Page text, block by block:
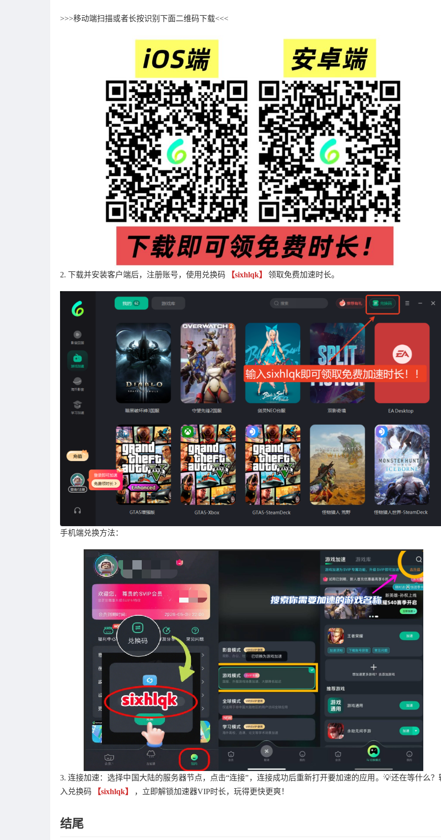
>>>移动端扫描或者长按识别下面二维码下载<<<
2. 下载并安装客户端后，注册账号，使用兑换码 【sixhlqk】 领取免费加速时长。
手机端兑换方法：
3. 连接加速：选择中国大陆的服务器节点，点击“连接”，连接成功后重新打开要加速的应用。💡还在等什么？
入兑换码
【sixhlqk】 ，立即解锁加速器VIP时长，玩得更快更爽！
结尾